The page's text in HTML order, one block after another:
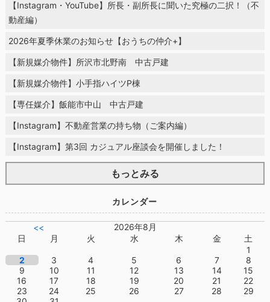
【Instagram・YouTube】所長・副所長に聞いた究極の二択！（不
動産編）
2026年夏季休業のお知らせ【おうちの仲介+】
【新規媒介物件】所沢市北野南 中古戸建
【新規媒介物件】小手指ハイツP棟
【専任媒介】飯能市中山 中古戸建
【Instagram】不動産営業の持ち物（ご案内編）
【Instagram】第3回 カジュアル座談会を開催しました！
もっとみる
カレンダー
<<
2026年8月
日
月 火 水 木 金
土
1
2
3 4 5 6 7
8
9
10 11 12 13 14
15
16
17 18 19 20 21
22
23
24 25 26 27 28
29